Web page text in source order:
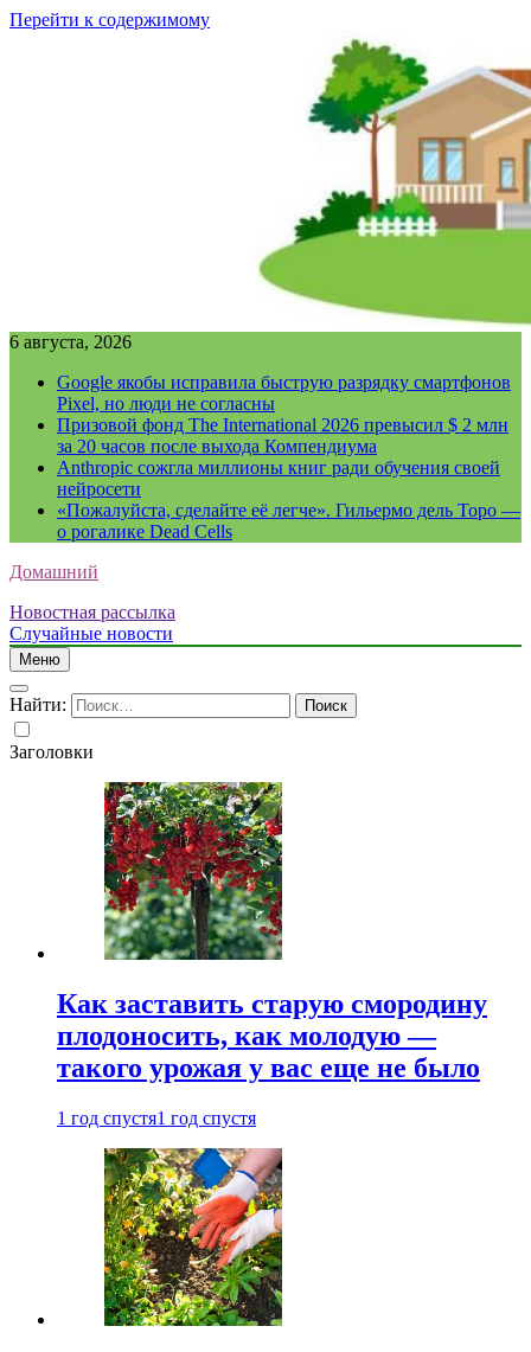
Перейти к содержимому
6 августа, 2026
Google якобы исправила быструю разрядку смартфонов
Pixel, но люди не согласны
Призовой фонд The International 2026 превысил $ 2 млн
за 20 часов после выхода Компендиума
Anthropic сожгла миллионы книг ради обучения своей
нейросети
«Пожалуйста, сделайте её легче». Гильермо дель Торо —
о рогалике Dead Cells
Домашний
Новостная рассылка
Случайные новости
Меню
Найти:
Заголовки
Как заставить старую смородину
плодоносить, как молодую —
такого урожая у вас еще не было
1 год спустя1 год спустя